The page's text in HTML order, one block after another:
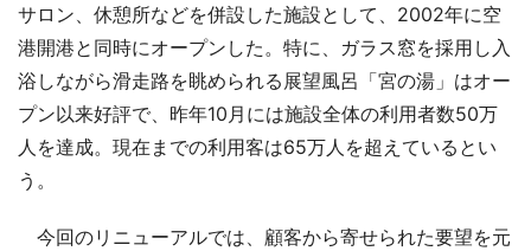
サロン、休憩所などを併設した施設として、2002年に空
港開港と同時にオープンした。特に、ガラス窓を採用し入
浴しながら滑走路を眺められる展望風呂「宮の湯」はオー
プン以来好評で、昨年10月には施設全体の利用者数50万
人を達成。現在までの利用客は65万人を超えているとい
う。
今回のリニューアルでは、顧客から寄せられた要望を元